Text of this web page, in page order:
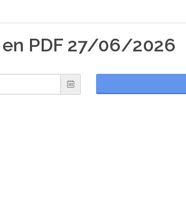
PDF 27/06/2026